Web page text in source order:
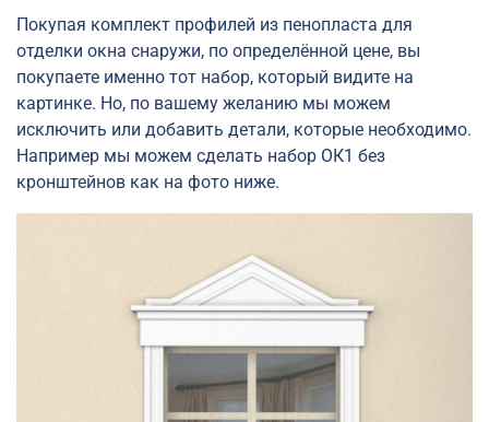
Покупая комплект профилей из пенопласта для
отделки окна снаружи, по определённой цене, вы
покупаете именно тот набор, который видите на
картинке. Но, по вашему желанию мы можем
исключить или добавить детали, которые необходимо.
Например мы можем сделать набор ОК1 без
кронштейнов как на фото ниже.